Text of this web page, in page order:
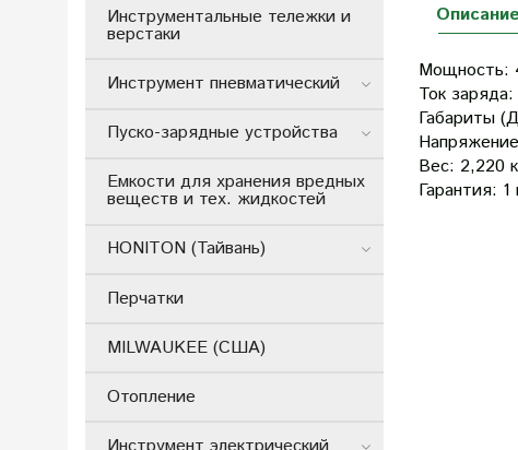
Описание
Мощность:
Ток
Габариты
Вес: 2,220
Гарантия: 1
Инструментальные тележки и
верстаки
Инструмент пневматический
Пуско-зарядные устройства
Емкости для хранения вредных
веществ и тех. жидкостей
HONITON (Тайвань)
Перчатки
MILWAUKEE (США)
Отопление